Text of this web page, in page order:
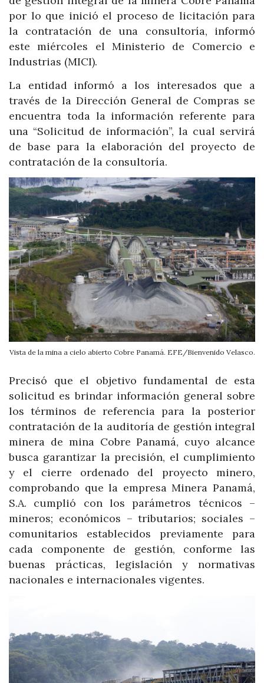
por lo que inició el proceso de licitación para
la contratación de una consultoría, informó
este miércoles el Ministerio de Comercio e
Industrias (MICI).
La entidad informó a los interesados que a
través de la Dirección General de Compras se
encuentra toda la información referente para
una “Solicitud de información”, la cual servirá
de base para la elaboración del proyecto de
contratación de la consultoría.
Vista de la mina a cielo abierto Cobre Panamá. EFE/Bienvenido Velasco.
Precisó que el objetivo fundamental de esta
solicitud es brindar información general sobre
los términos de referencia para la posterior
contratación de la auditoría de gestión integral
minera de mina Cobre Panamá, cuyo alcance
busca garantizar la precisión, el cumplimiento
y el cierre ordenado del proyecto minero,
comprobando que la empresa Minera Panamá,
S.A. cumplió con los parámetros técnicos –
mineros; económicos – tributarios; sociales –
comunitarios establecidos previamente para
cada componente de gestión, conforme las
buenas prácticas, legislación y normativas
nacionales e internacionales vigentes.